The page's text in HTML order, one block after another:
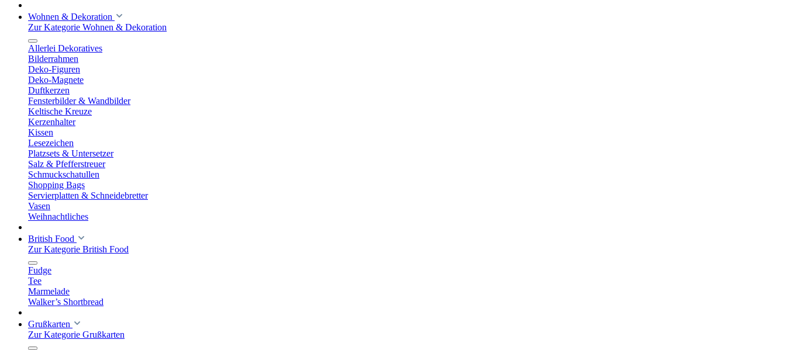
Wohnen & Dekoration
Zur Kategorie Wohnen & Dekoration
Allerlei Dekoratives
Bilderrahmen
Deko-Figuren
Deko-Magnete
Duftkerzen
Fensterbilder & Wandbilder
Keltische Kreuze
Kerzenhalter
Kissen
Lesezeichen
Platzsets & Untersetzer
Salz & Pfefferstreuer
Schmuckschatullen
Shopping Bags
Servierplatten & Schneidebretter
Vasen
Weihnachtliches
British Food
Zur Kategorie British Food
Fudge
Tee
Marmelade
Walker’s Shortbread
Grußkarten
Zur Kategorie Grußkarten